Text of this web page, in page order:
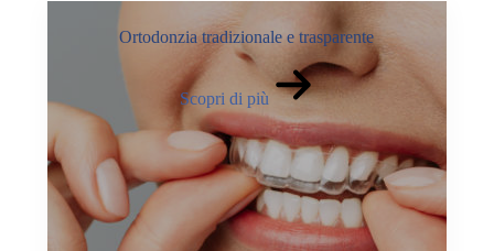
Ortodonzia tradizionale e trasparente
Scopri di più